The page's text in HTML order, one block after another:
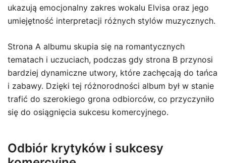
ukazują emocjonalny zakres wokalu Elvisa oraz jego
umiejętność interpretacji różnych stylów muzycznych.
Strona A albumu skupia się na romantycznych
tematach i uczuciach, podczas gdy strona B przynosi
bardziej dynamiczne utwory, które zachęcają do tańca
i zabawy. Dzięki tej różnorodności album był w stanie
trafić do szerokiego grona odbiorców, co przyczyniło
się do osiągnięcia sukcesu komercyjnego.
Odbiór krytyków i sukcesy